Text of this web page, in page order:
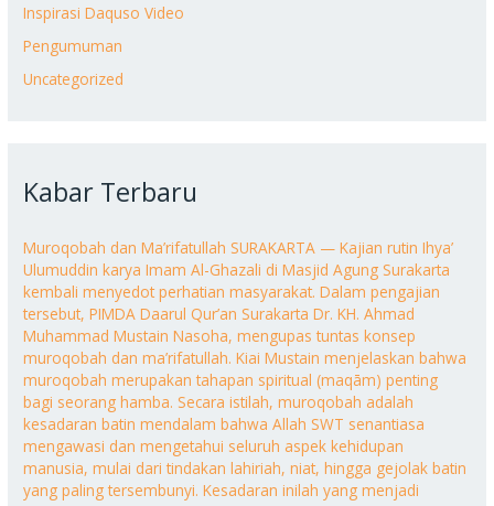
Inspirasi Daquso Video
Pengumuman
Uncategorized
Kabar Terbaru
Muroqobah dan Ma’rifatullah SURAKARTA — Kajian rutin Ihya’
Ulumuddin karya Imam Al-Ghazali di Masjid Agung Surakarta
kembali menyedot perhatian masyarakat. Dalam pengajian
tersebut, PIMDA Daarul Qur’an Surakarta Dr. KH. Ahmad
Muhammad Mustain Nasoha, mengupas tuntas konsep
muroqobah dan ma’rifatullah. Kiai Mustain menjelaskan bahwa
muroqobah merupakan tahapan spiritual (maqām) penting
bagi seorang hamba. Secara istilah, muroqobah adalah
kesadaran batin mendalam bahwa Allah SWT senantiasa
mengawasi dan mengetahui seluruh aspek kehidupan
manusia, mulai dari tindakan lahiriah, niat, hingga gejolak batin
yang paling tersembunyi. Kesadaran inilah yang menjadi